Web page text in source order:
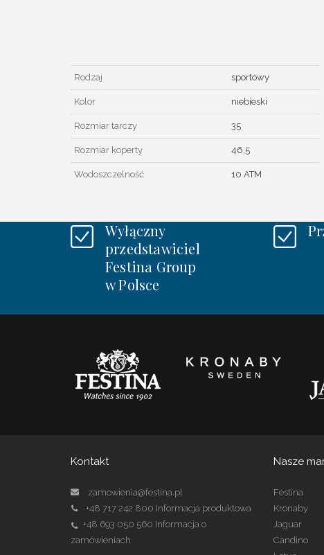
Rodzaj sportowy
Kolor niebieski
Rozmiar tarczy 35
Rozmiar koperty 46,5
Wodoszczelność 10 ATM
Wyłączny
przedstawiciel
Festina Group
w Polsce
Kontakt
zamowienia@festina.pl
+48 717 242 800 Informacja produktowa
+48 693 050 560 Informacja o
zamówieniach
Nasze
Festina
Kronaby
Jaguar
Candino